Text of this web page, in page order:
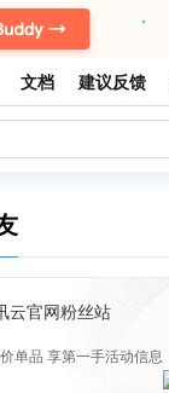
文档 建议反馈
云官网粉丝站
单品 享第一手活动信息